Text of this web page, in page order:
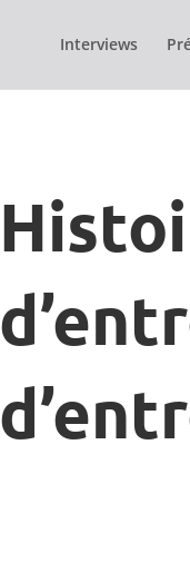
Interviews